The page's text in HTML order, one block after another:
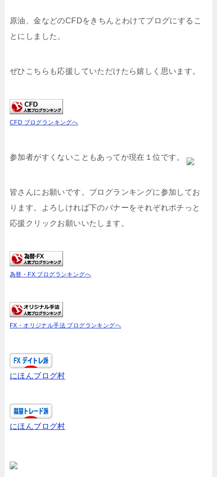
原油、金などのCFDをきちんとわけてブログにするこ
とにしました。
ぜひこちらも応援していただけたら嬉しく思います。
CFD ブログランキングへ
参加者がすくないこともあってか現在１位です。
皆さんにお願いです。ブログランキングに参加してお
ります。よろしければ下のバナーをそれぞれポチっと
応援クリックお願いいたします。
為替・FX ブログランキングへ
FX・オリジナル手法 ブログランキングへ
にほんブログ村
にほんブログ村